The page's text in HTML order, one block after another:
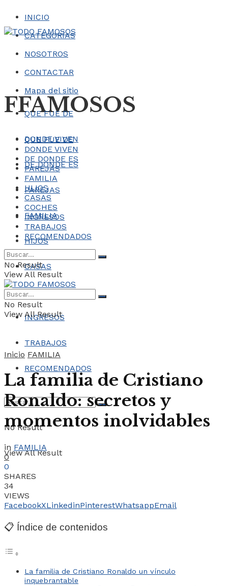
INICIO
CATEGORÍAS
NOSOTROS
CONTACTAR
Mapa del sitio
FFAMOSOS
QUE FUE DE
DONDE VIVEN
DE DONDE ES
PAREJAS
FAMILIA
HIJOS
CASAS
COCHES
INGRESOS
TRABAJOS
RECOMENDADOS
No Result
View All Result
QUE FUE DE
DONDE VIVEN
DE DONDE ES
PAREJAS
FAMILIA
HIJOS
CASAS
COCHES
INGRESOS
TRABAJOS
RECOMENDADOS
No Result
View All Result
No Result
View All Result
Inicio FAMILIA
La familia de Cristiano
Ronaldo: secretos y
momentos inolvidables
in FAMILIA
0
0
SHARES
34
VIEWS
FacebookXLinkedinPinterestWhatsappEmail
📋 Índice de contenidos
La familia de Cristiano Ronaldo un vínculo
inquebrantable